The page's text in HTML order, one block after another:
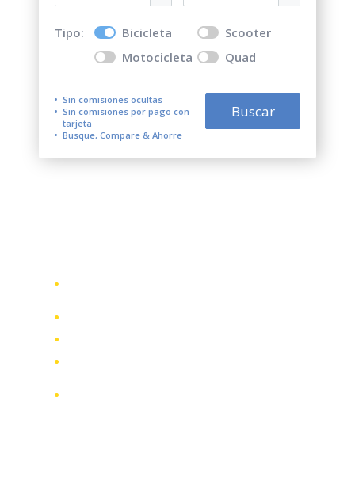
Tipo: Bicicleta
Scooter
Motocicleta
Quad
Sin comisiones ocultas
Sin comisiones por pago con
tarjeta
Busque, Compare & Ahorre
Buscar